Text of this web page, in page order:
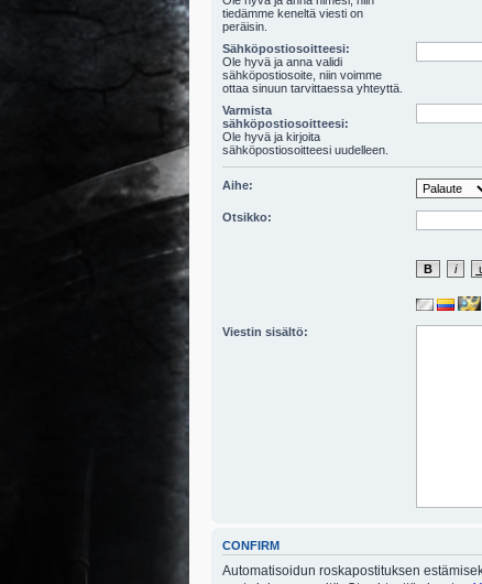
tiedämme keneltä viesti on
peräisin.
Sähköpostiosoitteesi:
Ole hyvä ja anna validi
sähköpostiosoite, niin voimme
ottaa sinuun tarvittaessa yhteyttä.
Varmista
sähköpostiosoitteesi:
Ole hyvä ja kirjoita
sähköpostiosoitteesi uudelleen.
Aihe:
Otsikko:
Viestin sisältö:
CONFIRM
Automatisoidun roskapostituksen